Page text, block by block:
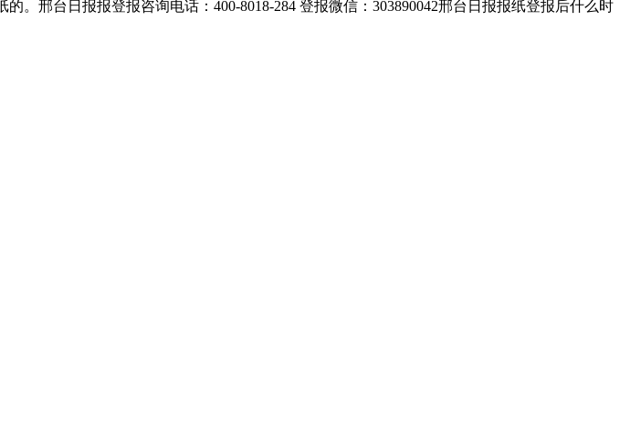
邢台日报报登报咨询电话：400-8018-284 登报微信：303890042邢台日报报纸登报后什么时